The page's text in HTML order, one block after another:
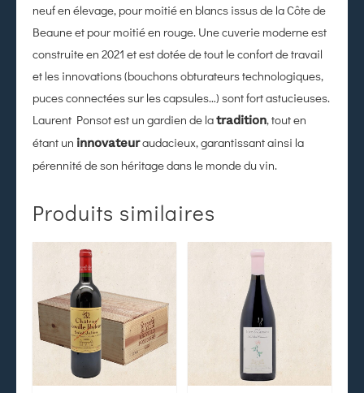
neuf en élevage, pour moitié en blancs issus de la Côte de
Beaune et pour moitié en rouge. Une cuverie moderne est
construite en 2021 et est dotée de tout le confort de travail
et les innovations (bouchons obturateurs technologiques,
puces connectées sur les capsules…) sont fort astucieuses.
Laurent Ponsot est un gardien de latradition, tout en
étant un innovateuraudacieux, garantissant ainsi la
pérennité de son héritage dans le monde du vin.
Produits similaires